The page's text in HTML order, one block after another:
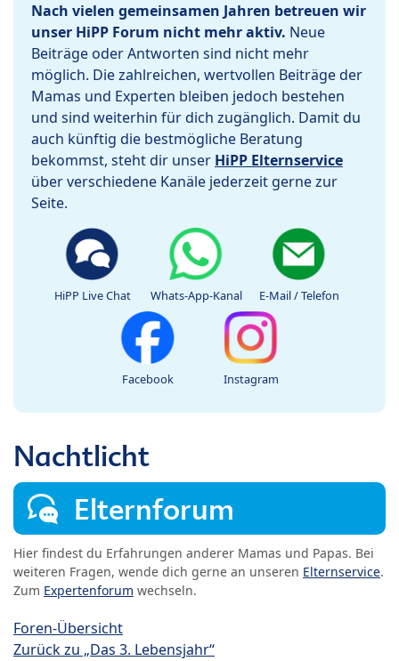
Nach vielen gemeinsamen Jahren betreuen wir
unser HiPP Forum nicht mehr aktiv. Neue
Beiträge oder Antworten sind nicht mehr
möglich. Die zahlreichen, wertvollen Beiträge der
Mamas und Experten bleiben jedoch bestehen
und sind weiterhin für dich zugänglich. Damit du
auch künftig die bestmögliche Beratung
bekommst, steht dir unser HiPP Elternservice
über verschiedene Kanäle jederzeit gerne zur
Seite.
HiPP Live Chat Whats-App-Kanal E-Mail / Telefon
Facebook Instagram
Nachtlicht
Elternforum
Hier findest du Erfahrungen anderer Mamas und Papas. Bei
weiteren Fragen, wende dich gerne an unseren Elternservice.
Zum Expertenforum wechseln.
Foren-Übersicht
Zurück zu „Das 3. Lebensjahr“